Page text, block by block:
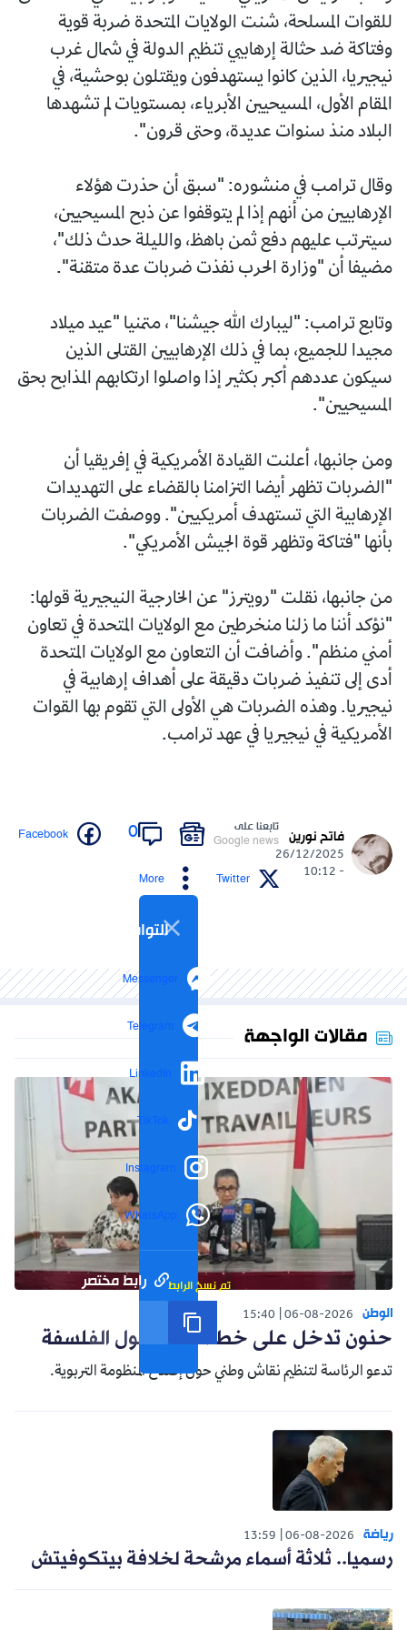
للقوات المسلحة، شنت الولايات المتحدة ضربة قوية
وفتاكة ضد حثالة إرهابيي تنظيم الدولة في شمال غرب
نيجيريا، الذين كانوا يستهدفون ويقتلون بوحشية، في
المقام الأول، المسيحيين الأبرياء، بمستويات لم تشهدها
البلاد منذ سنوات عديدة، وحتى قرون".
وقال ترامب في منشوره: "سبق أن حذرت هؤلاء
الإرهابيين من أنهم إذا لم يتوقفوا عن ذبح المسيحيين،
سيترتب عليهم دفع ثمن باهظ، والليلة حدث ذلك"،
مضيفا أن "وزارة الحرب نفذت ضربات عدة متقنة".
وتابع ترامب: "ليبارك الله جيشنا"، متمنيا "عيد ميلاد
مجيدا للجميع، بما في ذلك الإرهابيين القتلى الذين
سيكون عددهم أكبر بكثير إذا واصلوا ارتكابهم المذابح بحق
المسيحيين".
ومن جانبها، أعلنت القيادة الأمريكية في إفريقيا أن
"الضربات تظهر أيضا التزامنا بالقضاء على التهديدات
الإرهابية التي تستهدف أمريكيين". ووصفت الضربات
بأنها "فتاكة وتظهر قوة الجيش الأمريكي".
من جانبها، نقلت "رويترز" عن الخارجية النيجيرية قولها:
"نؤكد أننا ما زلنا منخرطين مع الولايات المتحدة في تعاون
أمني منظم". وأضافت أن التعاون مع الولايات المتحدة
أدى إلى تنفيذ ضربات دقيقة على أهداف إرهابية في
نيجيريا. وهذه الضربات هي الأولى التي تقوم بها القوات
الأمريكية في نيجيريا في عهد ترامب.
فاتح نورين
26/12/2025
- 10:12
تابعنا على
Google news
0
Facebook
Twitter
More
التواصل الاجتماعي
Messenger
Telegram
LinkedIn
TikTok
Instagram
WhatsApp
رابط مختصر تم نسخ الرابط
مقالات الواجهة
الوطن 06-08-2026
15:40
حنون تدخل على خط الجدل حول الفلسفة
تدعو الرئاسة لتنظيم نقاش وطني حول إصلاح المنظومة التربوية.
رياضة 06-08-2026
13:59
رسميا.. ثلاثة أسماء مرشحة لخلافة بيتكوفيتش